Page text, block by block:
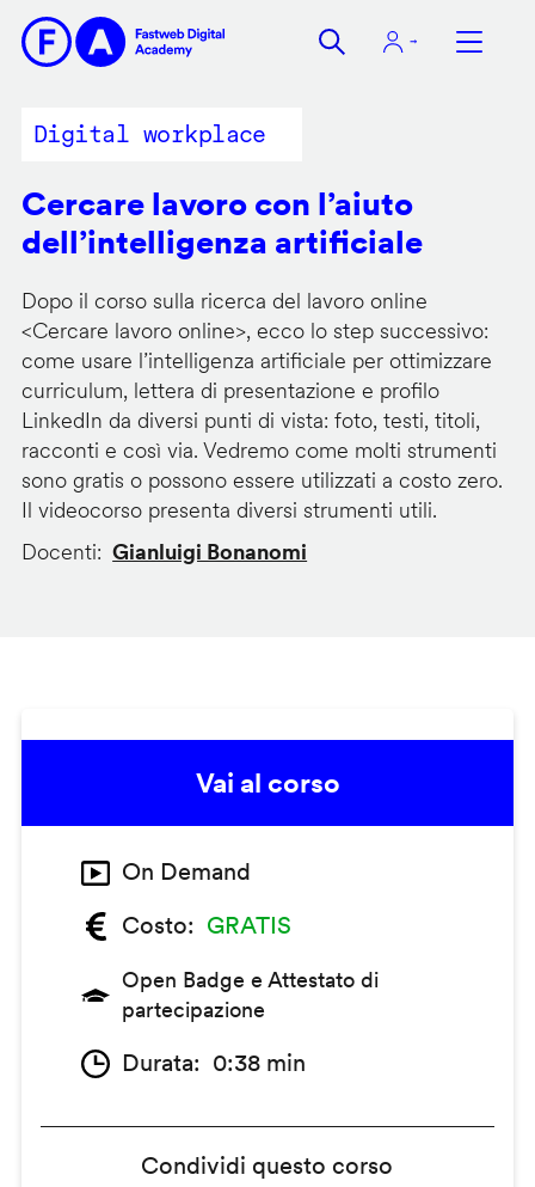
contenuto
Digital workplace
Cercare lavoro con l’aiuto
dell’intelligenza artificiale
Dopo il corso sulla ricerca del lavoro online
<Cercare lavoro online>, ecco lo step successivo:
come usare l’intelligenza artificiale per ottimizzare
curriculum, lettera di presentazione e profilo
LinkedIn da diversi punti di vista: foto, testi, titoli,
racconti e così via. Vedremo come molti strumenti
sono gratis o possono essere utilizzati a costo zero.
Il videocorso presenta diversi strumenti utili.
Docenti
Gianluigi Bonanomi
Vai al corso
On Demand
Costo
GRATIS
Open Badge e Attestato di
partecipazione
Durata 0:38 min
Condividi questo corso